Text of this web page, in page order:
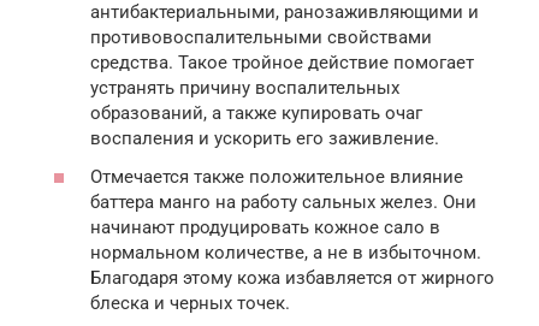
антибактериальными, ранозаживляющими и
противовоспалительными свойствами
средства. Такое тройное действие помогает
устранять причину воспалительных
образований, а также купировать очаг
воспаления и ускорить его заживление.
Отмечается также положительное влияние
баттера манго на работу сальных желез. Они
начинают продуцировать кожное сало в
нормальном количестве, а не в избыточном.
Благодаря этому кожа избавляется от жирного
блеска и черных точек.